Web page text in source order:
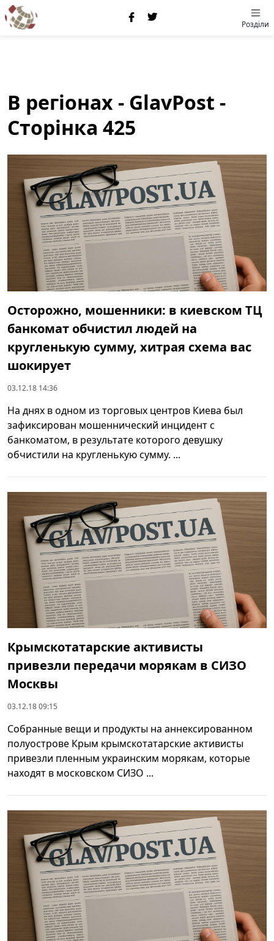
Розділи
В регіонах - GlavPost -
Сторінка 425
Осторожно, мошенники: в киевском ТЦ
банкомат обчистил людей на
кругленькую сумму, хитрая схема вас
шокирует
03.12.18 14:36
На днях в одном из торговых центров Киева был
зафиксирован мошеннический инцидент с
банкоматом, в результате которого девушку
обчистили на кругленькую сумму. ...
Крымскотатарские активисты
привезли передачи морякам в СИЗО
Москвы
03.12.18 09:15
Собранные вещи и продукты на аннексированном
полуострове Крым крымскотатарские активисты
привезли пленным украинским морякам, которые
находят в московском СИЗО ...